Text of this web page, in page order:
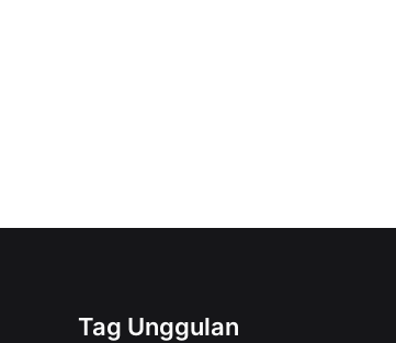
Tag Unggulan